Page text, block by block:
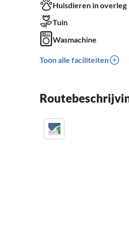
Huisdieren in overleg
Tuin
Wasmachine
Toon alle faciliteiten